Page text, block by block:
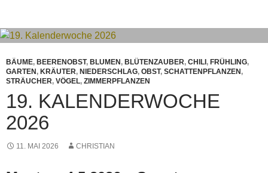
BÄUME, BEERENOBST, BLUMEN, BLÜTENZAUBER, CHILI, FRÜHLING,
GARTEN, KRÄUTER, NIEDERSCHLAG, OBST, SCHATTENPFLANZEN,
STRÄUCHER, VÖGEL, ZIMMERPFLANZEN
19. KALENDERWOCHE
2026
11. MAI 2026 CHRISTIAN